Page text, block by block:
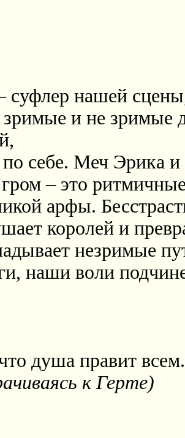
суфлер нашей
и не зримые
себе. Меч Эрика и
– это
арфы.
королей и
незримые
наши воли
душа правит всем.
к Герте)